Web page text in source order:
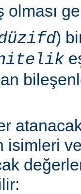
olması
)
isimleri